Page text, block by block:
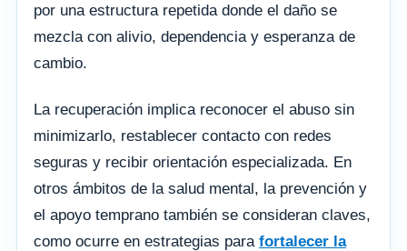
por una estructura repetida donde el daño se
mezcla con alivio, dependencia y esperanza de
cambio.
La recuperación implica reconocer el abuso sin
minimizarlo, restablecer contacto con redes
seguras y recibir orientación especializada. En
otros ámbitos de la salud mental, la prevención y
el apoyo temprano también se consideran claves,
como ocurre en estrategias para fortalecer la